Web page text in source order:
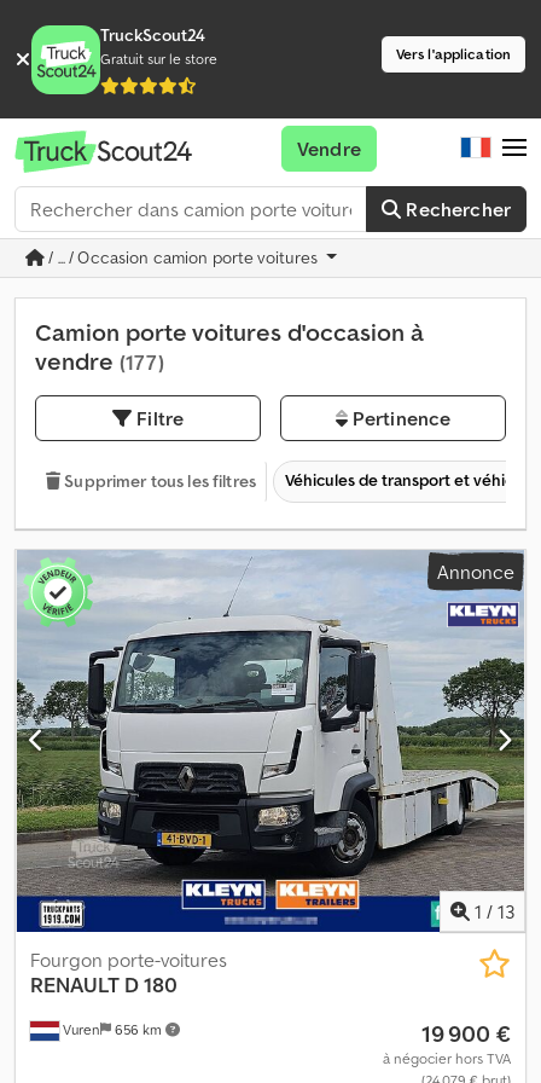
TruckScout24
Gratuit sur le store Vers l'application
Rechercher
Vendre
/ ... / Occasion camion porte voitures
Camion porte voitures d'occasion à
vendre (177)
Filtre Pertinence
Supprimer tous les filtres Véhicules de transport et
Annonce
1 / 13
Vuren 656 km
Fourgon porte-voitures
RENAULT D 180
19 900 €
à négocier hors TVA